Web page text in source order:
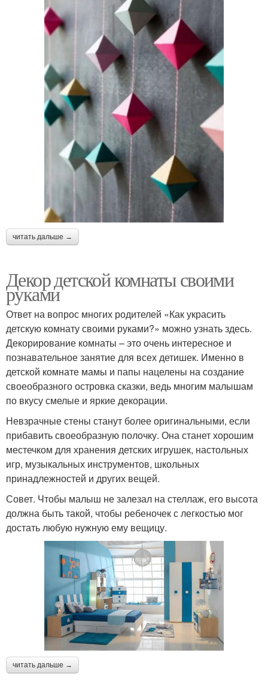
читать дальше →
Декор детской комнаты своими
руками
Ответ на вопрос многих родителей «Как украсить
детскую комнату своими руками?» можно узнать здесь.
Декорирование комнаты – это очень интересное и
познавательное занятие для всех детишек. Именно в
детской комнате мамы и папы нацелены на создание
своеобразного островка сказки, ведь многим малышам
по вкусу смелые и яркие декорации.
Невзрачные стены станут более оригинальными, если
прибавить своеобразную полочку. Она станет хорошим
местечком для хранения детских игрушек, настольных
игр, музыкальных инструментов, школьных
принадлежностей и других вещей.
Совет. Чтобы малыш не залезал на стеллаж, его высота
должна быть такой, чтобы ребеночек с легкостью мог
достать любую нужную ему вещицу.
читать дальше →